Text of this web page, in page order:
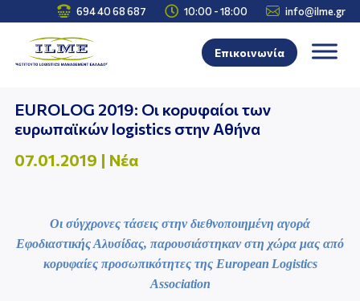
 694 40 68 687  10:00 - 18:00  info@ilme.gr
Επικοινωνία
EUROLOG 2019: Οι κορυφαίοι των
ευρωπαϊκών logistics στην Αθήνα
07.01.2019 | Νέα
Οι σύγχρονες τάσεις στην διεθνοποιημένη αγορά
Εφοδιαστικής Αλυσίδας, παρουσιάστηκαν στη χώρα μας από
κορυφαίες προσωπικότητες της European Logistics
Association